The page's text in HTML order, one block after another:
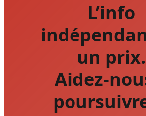
L’info
un prix.
Aidez-